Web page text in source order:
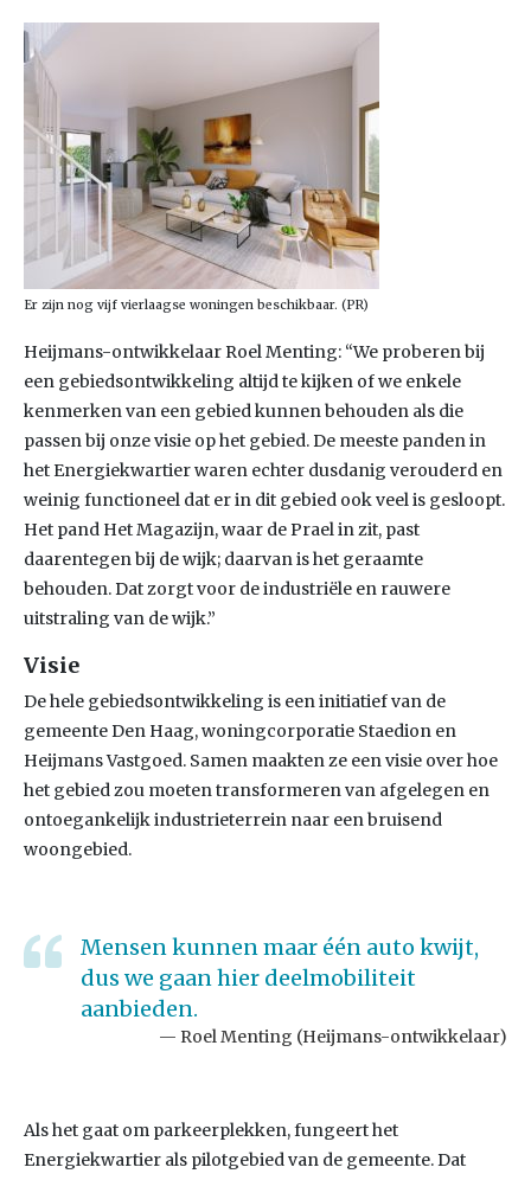
Er zijn nog vijf vierlaagse woningen beschikbaar. (PR)
Heijmans-ontwikkelaar Roel Menting: “We proberen bij
een gebiedsontwikkeling altijd te kijken of we enkele
kenmerken van een gebied kunnen behouden als die
passen bij onze visie op het gebied. De meeste panden in
het Energiekwartier waren echter dusdanig verouderd en
weinig functioneel dat er in dit gebied ook veel is gesloopt.
Het pand Het Magazijn, waar de Prael in zit, past
daarentegen bij de wijk; daarvan is het geraamte
behouden. Dat zorgt voor de industriële en rauwere
uitstraling van de wijk.”
Visie
De hele gebiedsontwikkeling is een initiatief van de
gemeente Den Haag, woningcorporatie Staedion en
Heijmans Vastgoed. Samen maakten ze een visie over hoe
het gebied zou moeten transformeren van afgelegen en
ontoegankelijk industrieterrein naar een bruisend
woongebied.
Mensen kunnen maar één auto kwijt,
dus we gaan hier deelmobiliteit
aanbieden.
Roel Menting (Heijmans-ontwikkelaar)
Als het gaat om parkeerplekken, fungeert het
Energiekwartier als pilotgebied van de gemeente. Dat